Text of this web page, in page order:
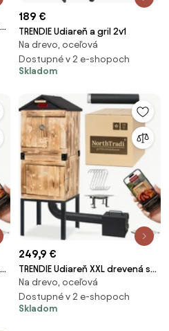
189 €
TRENDIE Udiareň a gril 2v1
Na drevo, oceľová
Dostupné v 2 e-shopoch
Skladom
249,9 €
TRENDIE Udiareň XXL drevená s
kovovou strechou
Na drevo, oceľová
Dostupné v 2 e-shopoch
Skladom